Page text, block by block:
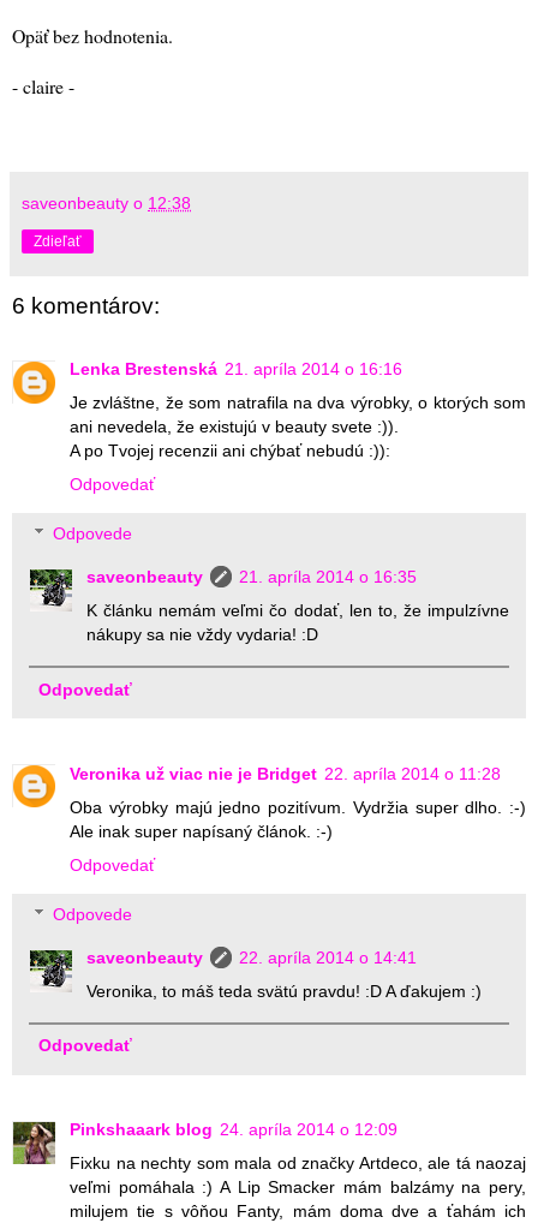
Opäť bez hodnotenia.
- claire -
saveonbeauty o 12:38
Zdieľať
6 komentárov:
Lenka Brestenská 21. apríla 2014 o 16:16
Je zvláštne, že som natrafila na dva výrobky, o ktorých som
ani nevedela, že existujú v beauty svete :)).
A po Tvojej recenzii ani chýbať nebudú :)):
Odpovedať
Odpovede
saveonbeauty
21. apríla 2014 o 16:35
K článku nemám veľmi čo dodať, len to, že impulzívne
nákupy sa nie vždy vydaria! :D
Odpovedať
Veronika už viac nie je Bridget 22. apríla 2014 o 11:28
Oba výrobky majú jedno pozitívum. Vydržia super dlho. :-)
Ale inak super napísaný článok. :-)
Odpovedať
Odpovede
saveonbeauty
22. apríla 2014 o 14:41
Veronika, to máš teda svätú pravdu! :D A ďakujem :)
Odpovedať
Pinkshaaark blog 24. apríla 2014 o 12:09
Fixku na nechty som mala od značky Artdeco, ale tá naozaj
veľmi pomáhala :) A Lip Smacker mám balzámy na pery,
milujem tie s vôňou Fanty, mám doma dve a ťahám ich